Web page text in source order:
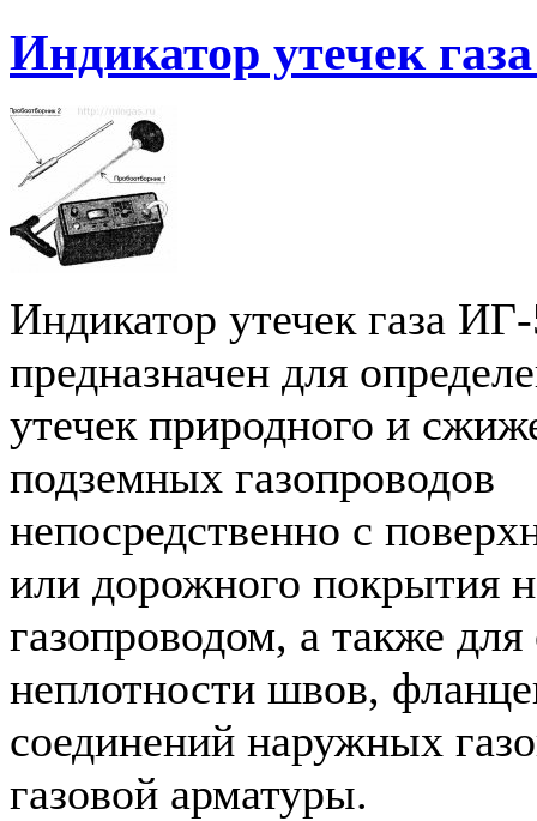
Индикатор утечек
Индикатор утечек газа
предназначен для
утечек природного и
подземных газопроводов
непосредственно с
или дорожного покрытия
газопроводом, а также
неплотности швов,
соединений наружных
газовой арматуры.